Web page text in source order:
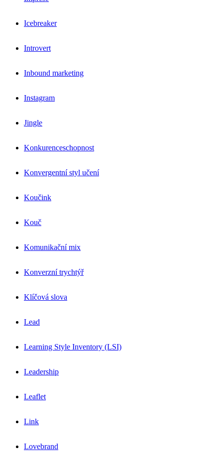
Icebreaker
Introvert
Inbound marketing
Instagram
Jingle
Konkurenceschopnost
Konvergentní styl učení
Koučink
Kouč
Komunikační mix
Konverzní trychtýř
Klíčová slova
Lead
Learning Style Inventory (LSI)
Leadership
Leaflet
Link
Lovebrand